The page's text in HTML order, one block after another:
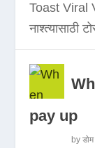
Toast Viral
नाश्त्यासाठी
pay up
by